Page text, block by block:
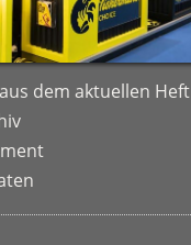
dem aktuellen Heft